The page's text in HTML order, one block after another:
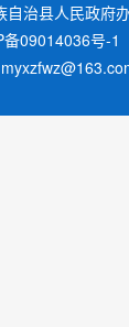
自治县人民政
09014036号-1